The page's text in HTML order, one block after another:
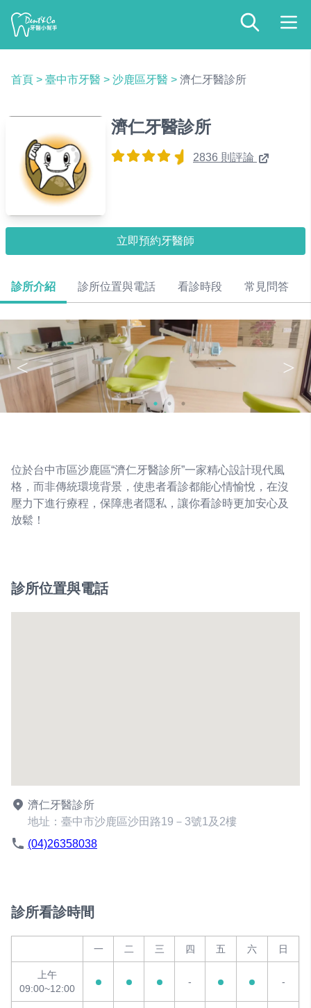
首頁 > 臺中市牙醫 > 沙鹿區牙醫 > 濟仁牙醫診所
濟仁牙醫診所
2836 則評論
立即預約牙醫師
診所介紹 診所位置與電話 看診時段 常見問答
位於台中市區沙鹿區“濟仁牙醫診所”一家精心設計現代風
格，而非傳統環境背景，使患者看診都能心情愉悅，在沒
壓力下進行療程，保障患者隱私，讓你看診時更加安心及
放鬆！
診所位置與電話
濟仁牙醫診所
地址：臺中市沙鹿區沙田路19－3號1及2樓
(04)26358038
診所看診時間
一 二 三 四 五 六 日
上午
09:00~12:00
- -